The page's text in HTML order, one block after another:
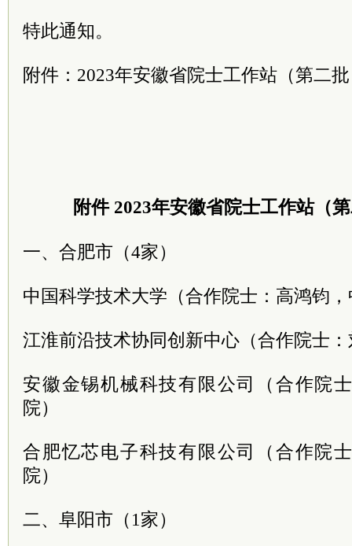
特此通知。
附件：2023年安徽省院士工作站（第二
附件 2023年安徽省院士工作站（
一、合肥市（4家）
中国科学技术大学（合作院士：高鸿钧
江淮前沿技术协同创新中心（合作院士
安徽金锡机械科技有限公司（合作院
院）
合肥忆芯电子科技有限公司（合作院
院）
二、阜阳市（1家）